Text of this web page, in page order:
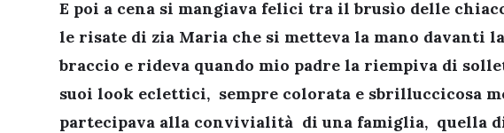
E poi a cena si mangiava felici tra il brusìo delle
le risate di zia Maria che si metteva la mano davanti
braccio e rideva quando mio padre la riempiva di
suoi look eclettici, sempre colorata e sbrilluccicosa
partecipava alla convivialità di una famiglia, quella